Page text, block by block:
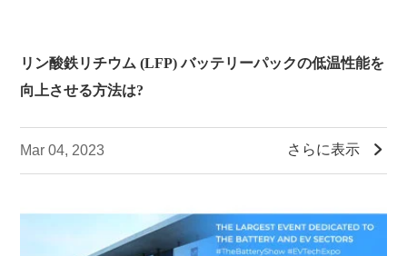
リン酸鉄リチウム (LFP) バッテリーパックの低温性能を
向上させる方法は?
Mar 04, 2023 さらに表示 